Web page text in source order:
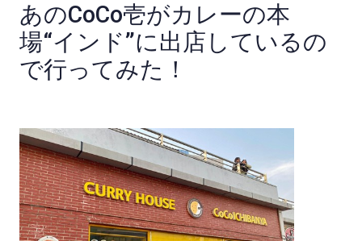
あのCoCo壱がカレーの本
場“インド”に出店しているの
で行ってみた！